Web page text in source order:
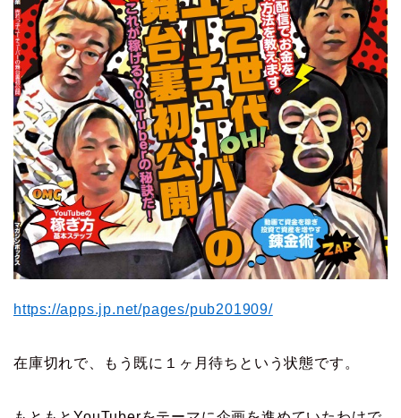
https://apps.jp.net/pages/pub201909/
在庫切れで、もう既に１ヶ月待ちという状態です。